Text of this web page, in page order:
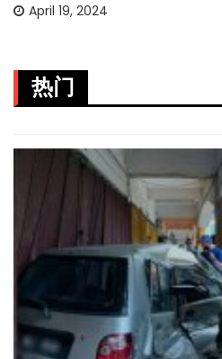
April 19, 2024
热门